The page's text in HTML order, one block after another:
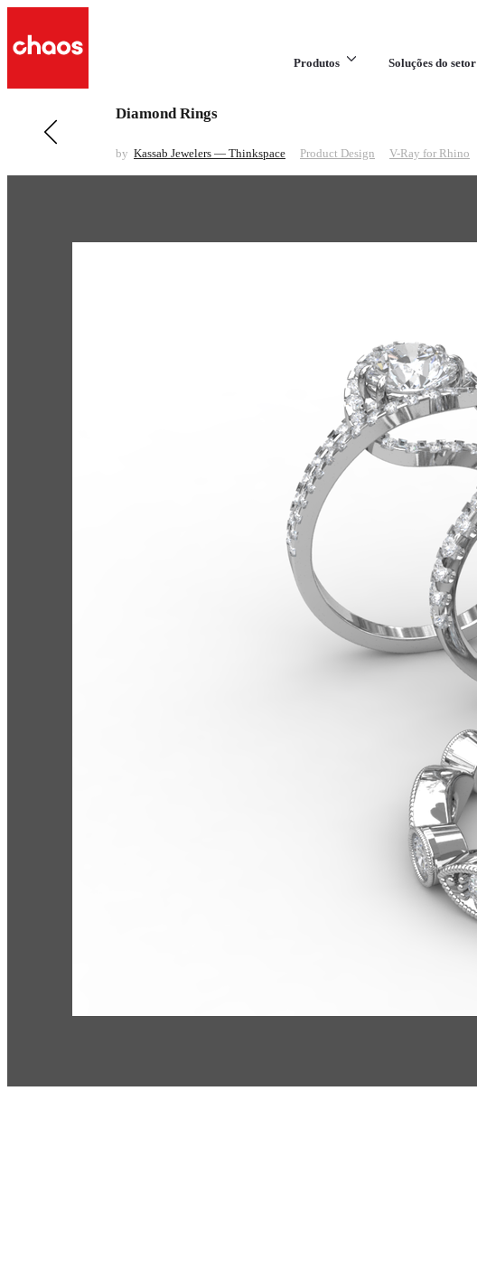
Produtos Soluções do setor
Anterior em Product Design
Diamond Rings
by Kassab Jewelers — Thinkspace Product Design V-Ray for Rhino